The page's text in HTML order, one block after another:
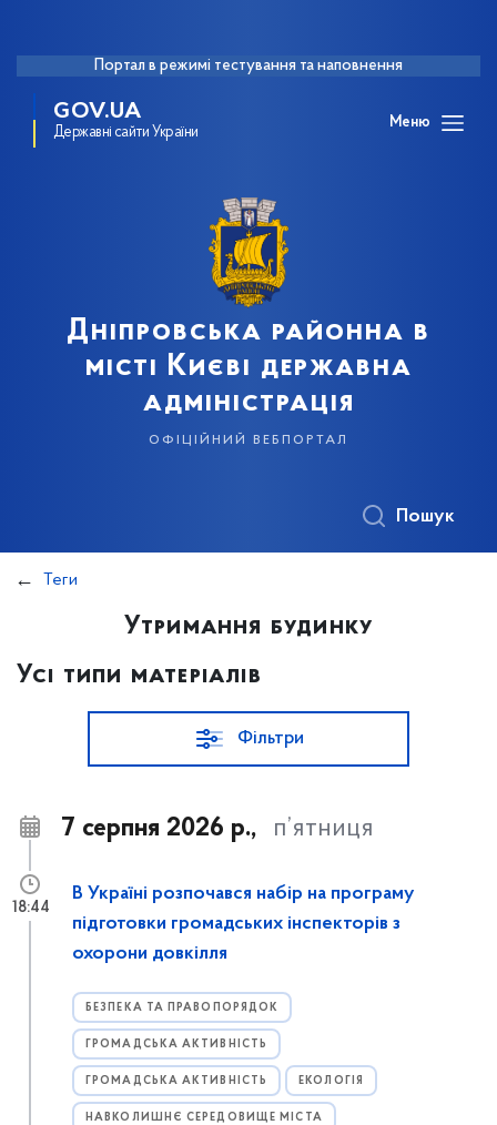
Портал в режимі тестування та наповнення
GOV.UA
Державні сайти України
Меню
Дніпровська районна в
місті Києві державна
адміністрація
офіційний вебпортал
Пошук
Теги
Утримання будинку
Усі типи матеріалів
Фільтри
7 серпня 2026 р., п’ятниця
В Україні розпочався набір на програму
підготовки громадських інспекторів з
охорони довкілля
БЕЗПЕКА ТА ПРАВОПОРЯДОК
ГРОМАДСЬКА АКТИВНІСТЬ
ГРОМАДСЬКА АКТИВНІСТЬ ЕКОЛОГІЯ
НАВКОЛИШНЄ СЕРЕДОВИЩЕ МІСТА
18:44